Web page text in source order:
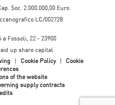
Soc. 2.000.000,00 Euro
LC/002728
Fossoli, 22 - 23900
up share capital
Cookie Policy
Cookie
of the website
supply contracts